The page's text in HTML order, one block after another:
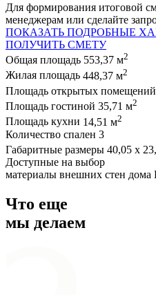
Для формирования итоговой
менеджерам или сделайте
ПОКАЗАТЬ ПОДРОБНЫЕ
ПОЛУЧИТЬ СМЕТУ
Общая площадь 553,37 м2
Жилая площадь 448,37 м2
Площадь открытых помещений
Площадь гостиной 35,71 м2
Площадь кухни 14,51 м2
Количество спален 3
Габаритные размеры 40,05 х
Доступные на выбор
материалы внешних стен дома
Что еще
мы делаем